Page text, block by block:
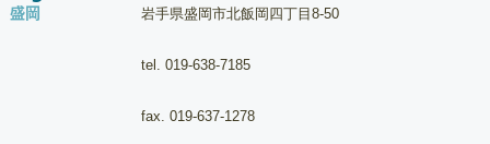
盛岡
岩手県盛岡市北飯岡四丁目8-50
tel. 019-638-7185
fax. 019-637-1278